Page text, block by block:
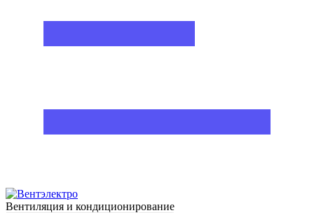
Вентиляция и кондиционирование